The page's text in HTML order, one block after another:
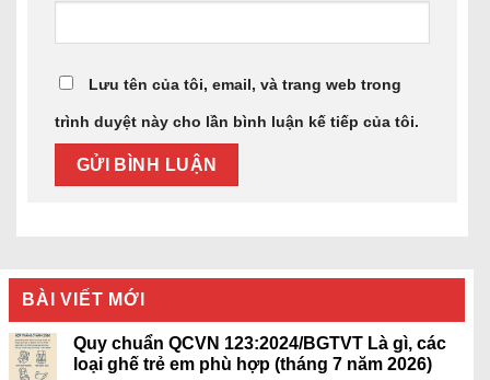
Lưu tên của tôi, email, và trang web trong
trình duyệt này cho lần bình luận kế tiếp của tôi.
BÀI VIẾT MỚI
Quy chuẩn QCVN 123:2024/BGTVT Là gì, các
loại ghế trẻ em phù hợp (tháng 7 năm 2026)